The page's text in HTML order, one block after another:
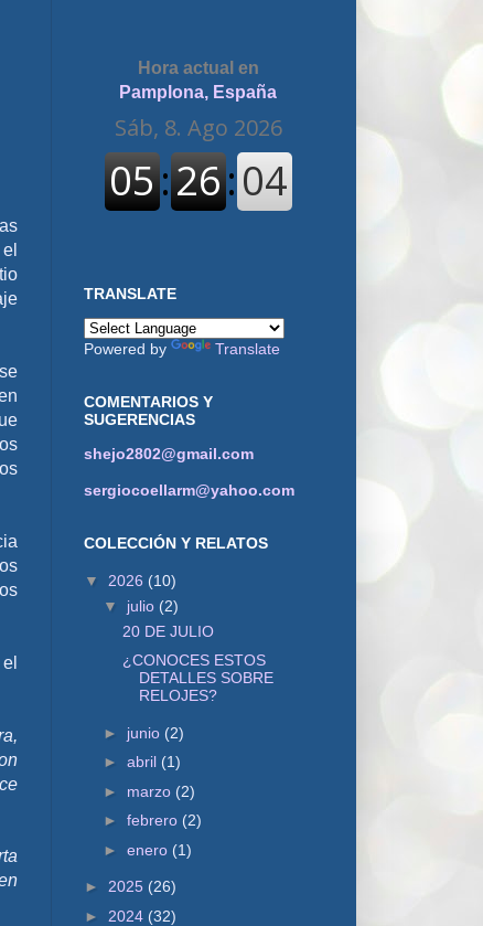
Hora actual en
Pamplona, España
TRANSLATE
Powered by Translate
COMENTARIOS Y
SUGERENCIAS
shejo2802@gmail.com
sergiocoellarm@yahoo.com
COLECCIÓN Y RELATOS
▼ 2026 (10)
▼ julio (2)
20 DE JULIO
¿CONOCES ESTOS
DETALLES SOBRE
RELOJES?
► junio (2)
► abril (1)
► marzo (2)
► febrero (2)
► enero (1)
► 2025 (26)
► 2024 (32)